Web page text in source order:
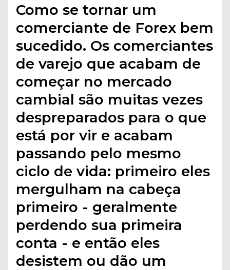
Como se tornar um
comerciante de Forex bem
sucedido. Os comerciantes
de varejo que acabam de
começar no mercado
cambial são muitas vezes
despreparados para o que
está por vir e acabam
passando pelo mesmo
ciclo de vida: primeiro eles
mergulham na cabeça
primeiro - geralmente
perdendo sua primeira
conta - e então eles
desistem ou dão um